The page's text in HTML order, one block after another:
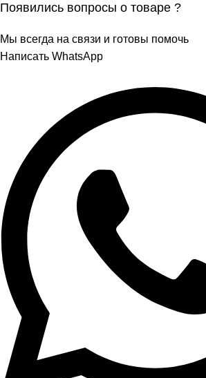
Появились вопросы о товаре ?
Мы всегда на связи и готовы помочь
Написать WhatsApp